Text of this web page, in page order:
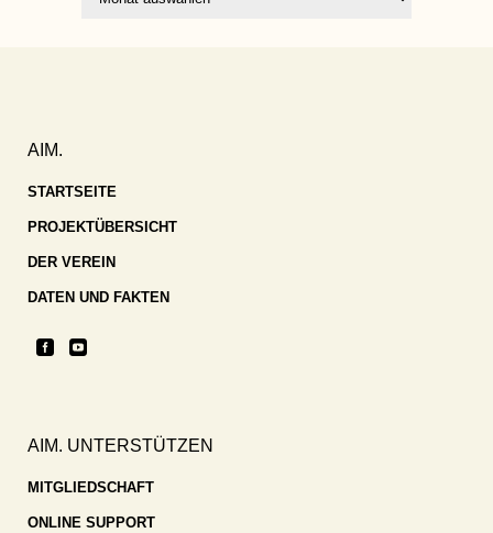
AIM.
STARTSEITE
PROJEKTÜBERSICHT
DER VEREIN
DATEN UND FAKTEN
AIM. UNTERSTÜTZEN
MITGLIEDSCHAFT
ONLINE SUPPORT